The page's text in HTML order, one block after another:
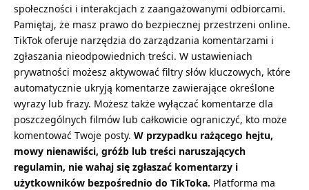
społeczności i interakcjach z zaangażowanymi odbiorcami.
Pamiętaj, że masz prawo do bezpiecznej przestrzeni online.
TikTok oferuje narzędzia do zarządzania komentarzami i
zgłaszania nieodpowiednich treści. W ustawieniach
prywatności możesz aktywować filtry słów kluczowych, które
automatycznie ukryją komentarze zawierające określone
wyrazy lub frazy. Możesz także wyłączać komentarze dla
poszczególnych filmów lub całkowicie ograniczyć, kto może
komentować Twoje posty. W przypadku rażącego hejtu,
mowy nienawiści, gróźb lub treści naruszających
regulamin, nie wahaj się zgłaszać komentarzy i
użytkowników bezpośrednio do TikToka. Platforma ma